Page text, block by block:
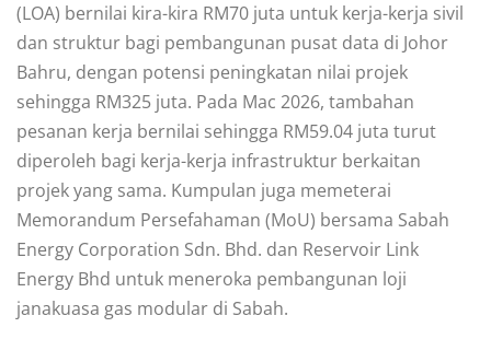
(LOA) bernilai kira-kira RM70 juta untuk kerja-kerja sivil
dan struktur bagi pembangunan pusat data di Johor
Bahru, dengan potensi peningkatan nilai projek
sehingga RM325 juta. Pada Mac 2026, tambahan
pesanan kerja bernilai sehingga RM59.04 juta turut
diperoleh bagi kerja-kerja infrastruktur berkaitan
projek yang sama. Kumpulan juga memeterai
Memorandum Persefahaman (MoU) bersama Sabah
Energy Corporation Sdn. Bhd. dan Reservoir Link
Energy Bhd untuk meneroka pembangunan loji
janakuasa gas modular di Sabah.